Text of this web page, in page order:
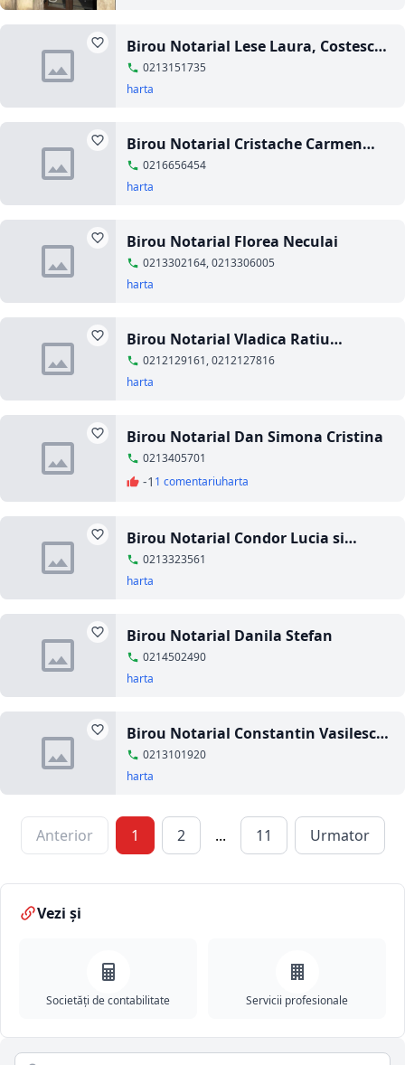
Birou Notarial Lese Laura, Costescu
Elisabeta
0213151735
harta
Birou Notarial Cristache Carmen
Luminita
0216656454
harta
Birou Notarial Florea Neculai
0213302164, 0213306005
harta
Birou Notarial Vladica Ratiu
Gheorghe din Bucuresti
0212129161, 0212127816
harta
Birou Notarial Dan Simona Cristina
0213405701
-1 1 comentariuharta
Birou Notarial Condor Lucia si
Condor Mihaela
0213323561
harta
Birou Notarial Danila Stefan
0214502490
harta
Birou Notarial Constantin Vasilescu
si Anghel Demetrescu
0213101920
harta
Anterior 1 2 ... 11 Urmator
Vezi și
Societăți de contabilitate Servicii profesionale